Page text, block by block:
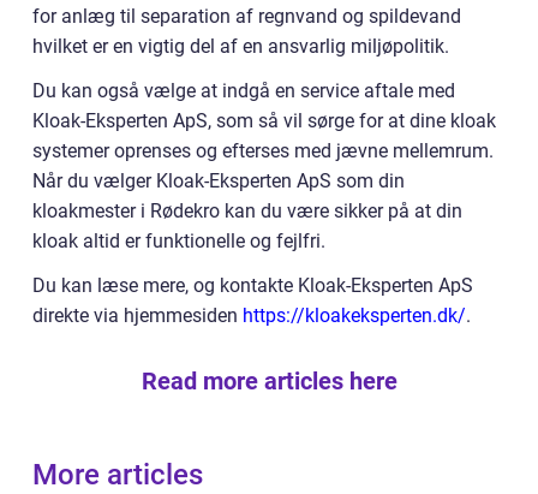
for anlæg til separation af regnvand og spildevand
hvilket er en vigtig del af en ansvarlig miljøpolitik.
Du kan også vælge at indgå en service aftale med
Kloak-Eksperten ApS, som så vil sørge for at dine kloak
systemer oprenses og efterses med jævne mellemrum.
Når du vælger Kloak-Eksperten ApS som din
kloakmester i Rødekro kan du være sikker på at din
kloak altid er funktionelle og fejlfri.
Du kan læse mere, og kontakte Kloak-Eksperten ApS
direkte via hjemmesiden https://kloakeksperten.dk/.
Read more articles here
More articles